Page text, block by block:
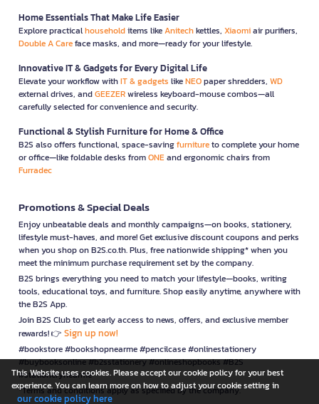
Home Essentials That Make Life Easier
Explore practicalhouseholditems likeAnitechkettles, Xiaomiair purifiers,
Double A Careface masks, and more—ready for your lifestyle.
Innovative IT & Gadgets for Every Digital Life
Elevate your workflow withIT & gadgets likeNEOpaper shredders, WD
external drives, andGEEZERwireless keyboard-mouse combos—all
carefully selected for convenience and security.
Functional & Stylish Furniture for Home & Office
B2S also offers functional, space-savingfurnitureto complete your home
or office—like foldable desks fromONEand ergonomic chairs from
Furradec
Promotions & Special Deals
Enjoy unbeatable deals and monthly campaigns—on books, stationery,
lifestyle must-haves, and more! Get exclusive discount coupons and perks
when you shop on B2S.co.th. Plus, free nationwide shipping* when you
meet the minimum purchase requirement set by the company.
B2S brings everything you need to match your lifestyle—books, writing
tools, educational toys, and furniture. Shop easily anytime, anywhere with
the B2S App.
Join B2S Club to get early access to news, offers, and exclusive member
rewards! 👉 Sign up now!
#bookstore #bookshopnearme #pencilcase #onlinestationery
#buybooksonline #b2sstationery #onlineshopbooks #B2S
#stationerynearme
*Terms and conditions apply as specified by the company.
This Website uses cookies. Please accept our cookie policy for your best
experience. You can learn more on how to adjust your cookie setting in
our cookie policy here